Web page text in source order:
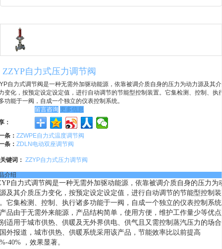
ZZYP自力式压力调节阀
自力式调节阀是一种无需外加驱动能源，依靠被调介质自身的压力为动力源及其
变化，按预定设定设定值，进行自动调节的节能型控制装置。它集检测、控制、执
功能于一阀，自成一个独立的仪表控制系统。
留言咨询 更多信息
：
条： ZZWPE自力式温度调节阀
条： ZDLN电动双座调节阀
关键词： ZZYP自力式压力调节阀
介绍
自力式调节阀是一种无需外加驱动能源，依靠被调介质自身的压力为
及其介质压力变化，按预定设定设定值，进行自动调节的节能型控制装
它集检测、控制、执行诸多功能于一阀，自成一个独立的仪表控制系
品由于无需外来能源，产品结构简单，使用方便，维护工作量少等优
适用于城市供热、供暖及无外界供电、供气且又需控制蒸汽压力的场
外报道，城市供热、供暖系统采用该产品，节能效率比以前提高
40% ，效果显著。